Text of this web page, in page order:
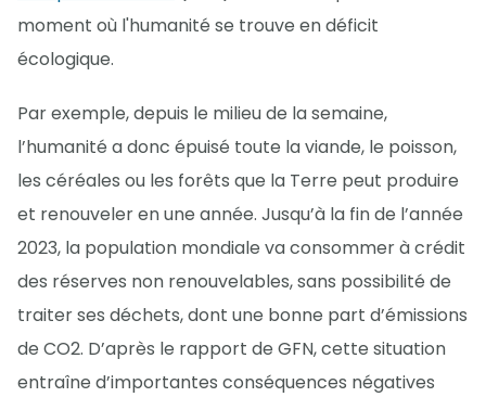
moment où l'humanité se trouve en déficit
écologique.
Par exemple, depuis le milieu de la semaine,
l’humanité a donc épuisé toute la viande, le poisson,
les céréales ou les forêts que la Terre peut produire
et renouveler en une année. Jusqu’à la fin de l’année
2023, la population mondiale va consommer à crédit
des réserves non renouvelables, sans possibilité de
traiter ses déchets, dont une bonne part d’émissions
de CO2. D’après le rapport de GFN, cette situation
entraîne d’importantes conséquences négatives